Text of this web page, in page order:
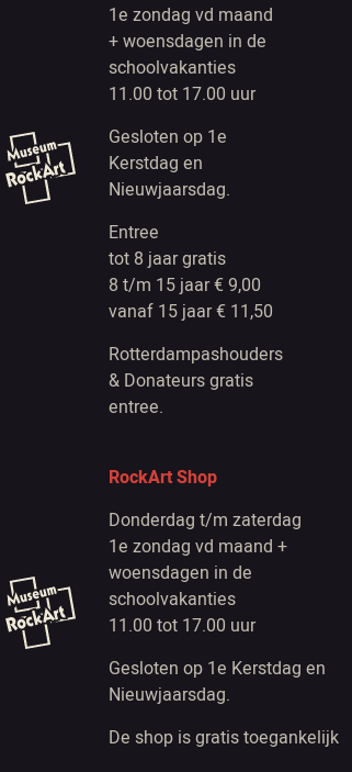
1e zondag vd maand
+ woensdagen in de
schoolvakanties
11.00 tot 17.00 uur
Gesloten op 1e
Kerstdag en
Nieuwjaarsdag.
Entree
tot 8 jaar gratis
8 t/m 15 jaar € 9,00
vanaf 15 jaar € 11,50
Rotterdampashouders
& Donateurs gratis
entree.
RockArt Shop
Donderdag t/m zaterdag
1e zondag vd maand +
woensdagen in de
schoolvakanties
11.00 tot 17.00 uur
Gesloten op 1e Kerstdag en
Nieuwjaarsdag.
De shop is gratis toegankelijk